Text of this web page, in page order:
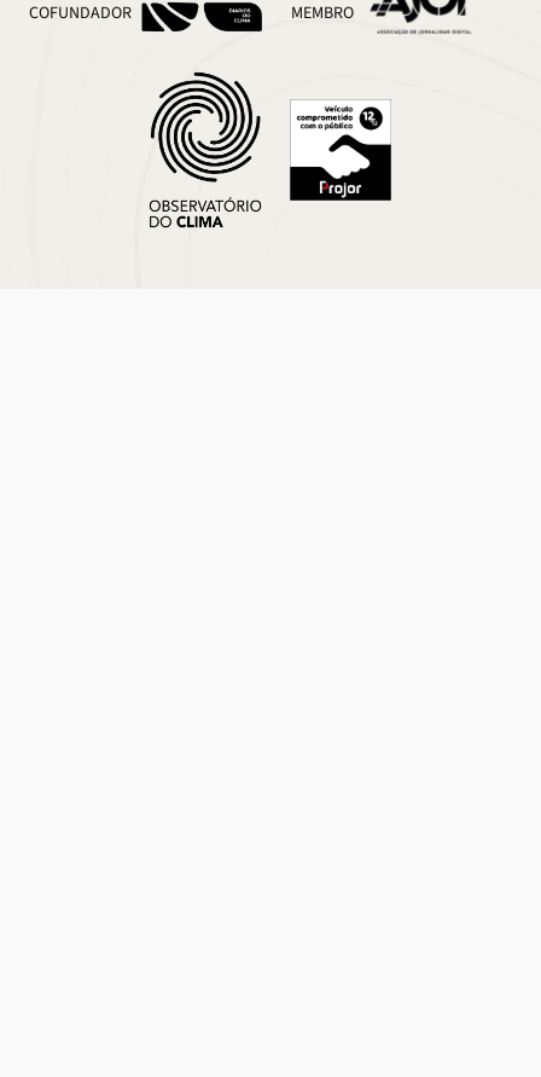
COFUNDADOR MEMBRO